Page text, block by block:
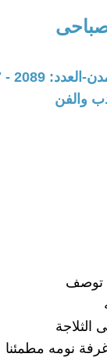
- 2007 / 11 / 4 - 09:20
والفن
توصف
الثلاجة
نومه مطمئنا